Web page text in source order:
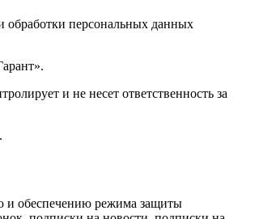
обработки персональных данных
и не несет ответственность за
и обеспечению режима защиты